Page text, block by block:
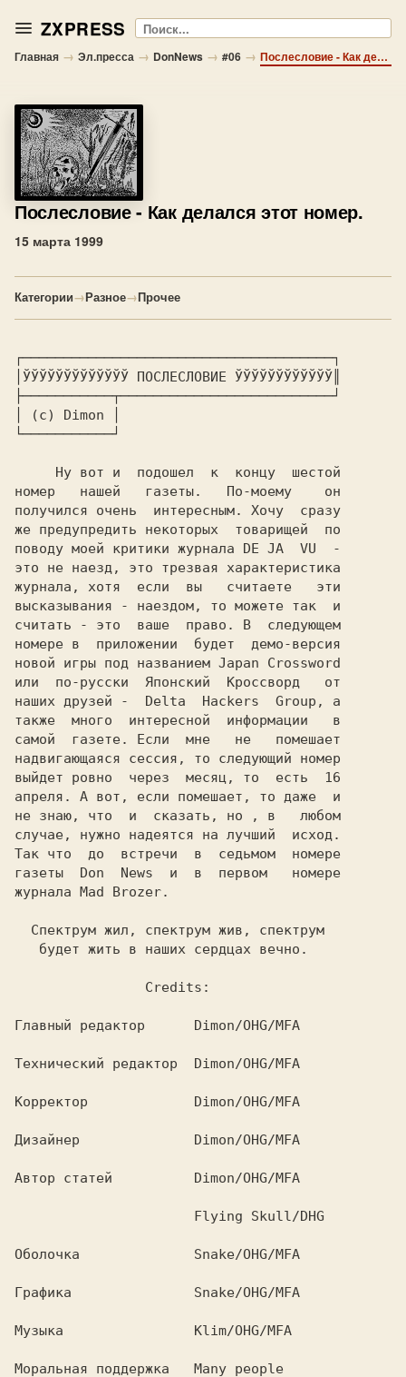
ZXPRESS Поиск
Главная → Эл.пресса → DonNews → #06 → Послесловие - Как делался этот номер.
Послесловие- Как делался этот номер.
15 марта 1999
Категории→Разное→Прочее
┌──────────────────────────────────────┐
│ЎЎЎЎЎЎЎЎЎЎЎЎЎ ПОСЛЕСЛОВИЕ ЎЎЎЎЎЎЎЎЎЎЎЎ║
├───────────┬──────────────────────────┘
(c) Dimon
└───────────┘
номер   нашей   газеты.   По-моему    он
получился очень  интересным. Хочу  сразу
же предупредить некоторых  товарищей  по
поводу моей критики журнала DE JA  VU  -
это не наезд, это трезвая характеристика
журнала, хотя  если  вы   считаете   эти
высказывания - наездом, то можете так  и
считать - это  ваше  право. В  следующем
номере в  приложении  будет  демо-версия
новой игры под названием
или  по-русски Японский  Кроссворд
  от
наших друзей -
Delta  Hackers  Group,
а
также  много  интересной  информации   в
самой  газете. Если  мне   не   помешает
надвигающаяся сессия, то следующий номер
выйдет ровно  через  месяц, то  есть  16
апреля. А вот, если помешает, то даже  и
не знаю, что  и  сказать, но , в   любом
Так что  до  встречи  в  седьмом  номере
газеты  Don  News  и  в  первом   номере
журнала Mad Brozer.
Главный редактор Dimon/OHG/MFA
Технический редактор Dimon/OHG/MFA
Корректор Dimon/OHG/MFA
Дизайнер Dimon/OHG/MFA
Автор статей Dimon/OHG/MFA
Оболочка Snake/OHG/MFA
Графика Snake/OHG/MFA
Музыка Klim/OHG/MFA
Моральная поддержка